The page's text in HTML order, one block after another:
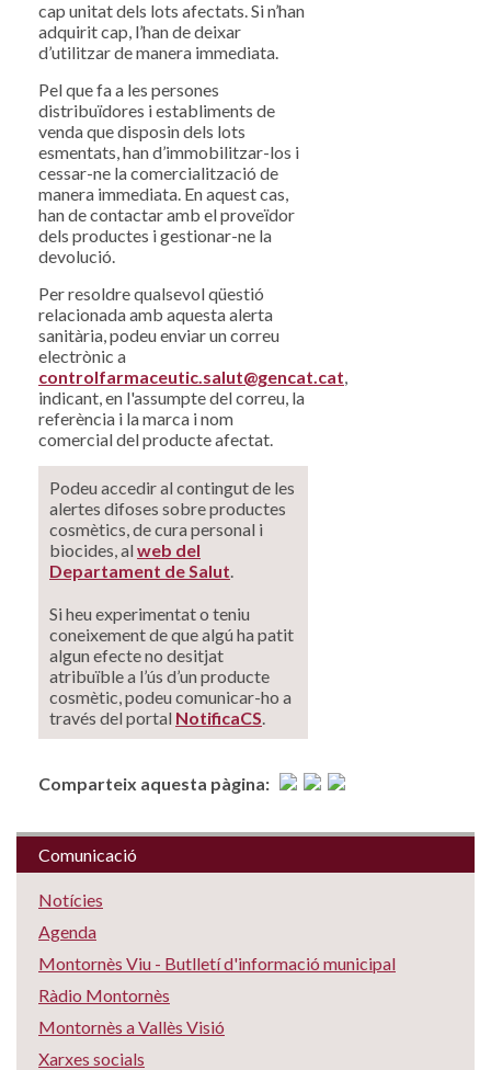
cap unitat dels lots afectats. Si n’han
adquirit cap, l’han de deixar
d’utilitzar de manera immediata.
Pel que fa a les persones
distribuïdores i establiments de
venda que disposin dels lots
esmentats, han d’immobilitzar-los i
cessar-ne la comercialització de
manera immediata. En aquest cas,
han de contactar amb el proveïdor
dels productes i gestionar-ne la
devolució.
Per resoldre qualsevol qüestió
relacionada amb aquesta alerta
sanitària, podeu enviar un correu
electrònic a
controlfarmaceutic.salut@gencat.cat,
indicant, en l'assumpte del correu, la
referència i la marca i nom
comercial del producte afectat.
Podeu accedir al contingut de les
alertes difoses sobre productes
cosmètics, de cura personal i
biocides, al web del
Departament de Salut.
Si heu experimentat o teniu
coneixement de que algú ha patit
algun efecte no desitjat
atribuïble a l’ús d’un producte
cosmètic, podeu comunicar-ho a
través del portal NotificaCS.
Comparteix aquesta pàgina:
Comunicació
Notícies
Agenda
Montornès Viu - Butlletí d'informació municipal
Ràdio Montornès
Montornès a Vallès Visió
Xarxes socials